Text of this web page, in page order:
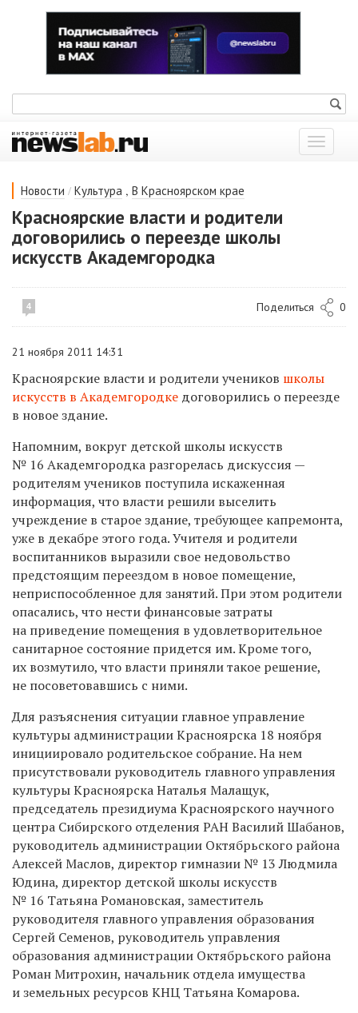
Показать
меню
Новости / Культура , В Красноярском крае
Красноярские власти и родители
договорились о переезде школы
искусств Академгородка
4 Поделиться 0
21 ноября 2011 14:31
Красноярские власти и родители учеников школы
искусств в Академгородке договорились о переезде
в новое здание.
Напомним, вокруг детской школы искусств
№ 16 Академгородка разгорелась дискуссия —
родителям учеников поступила искаженная
информация, что власти решили выселить
учреждение в старое здание, требующее капремонта,
уже в декабре этого года. Учителя и родители
воспитанников выразили свое недовольство
предстоящим переездом в новое помещение,
неприспособленное для занятий. При этом родители
опасались, что нести финансовые затраты
на приведение помещения в удовлетворительное
санитарное состояние придется им. Кроме того,
их возмутило, что власти приняли такое решение,
не посоветовавшись с ними.
Для разъяснения ситуации главное управление
культуры администрации Красноярска 18 ноября
инициировало родительское собрание. На нем
присутствовали руководитель главного управления
культуры Красноярска Наталья Малащук,
председатель президиума Красноярского научного
центра Сибирского отделения РАН Василий Шабанов,
руководитель администрации Октябрьского района
Алексей Маслов, директор гимназии № 13 Людмила
Юдина, директор детской школы искусств
№ 16 Татьяна Романовская, заместитель
руководителя главного управления образования
Сергей Семенов, руководитель управления
образования администрации Октябрьского района
Роман Митрохин, начальник отдела имущества
и земельных ресурсов КНЦ Татьяна Комарова.